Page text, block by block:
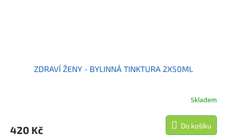
ZDRAVÍ ŽENY - BYLINNÁ TINKTURA 2X50ML
Skladem
420 Kč Do košíku